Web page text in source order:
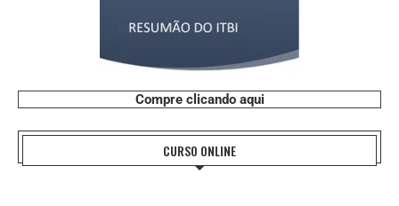
Compre clicando aqui
CURSO ONLINE